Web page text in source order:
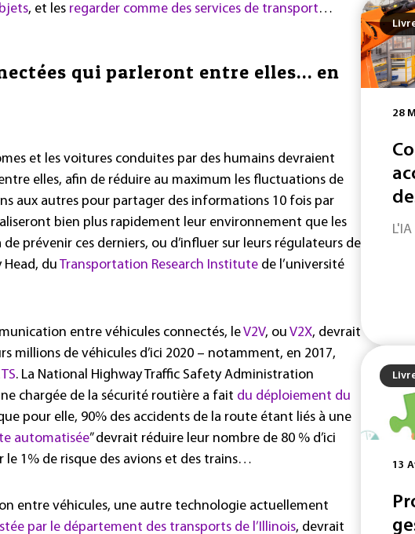
, et les regarder comme des services de transport…
qui parleront entre elles… en
et les voitures conduites par des humains devraient
elles, afin de réduire au maximum les fluctuations de
aux autres pour partager des informations 10 fois par
bien plus rapidement leur environnement que les
prévenir ces derniers, ou d’influer sur leurs régulateurs de
Head, du Transportation Research Institute de l’université
entre véhicules connectés, leV2V, ou V2X, devrait
millions de véhicules d’ici 2020 – notamment, en 2017,
. La National Highway Traffic Safety Administration
chargée de la sécurité routière a fait du déploiement du
pour elle, 90% des accidents de la route étant liés à une
automatisée” devrait réduire leur nombre de 80 % d’ici
le 1% de risque des avions et des trains…
entre véhicules, une autre technologie actuellement
par le département des transports de l’Illinois, devrait
28
13